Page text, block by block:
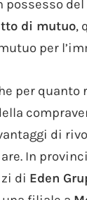
del
di mutuo,
per
per quanto
di
In
di Eden